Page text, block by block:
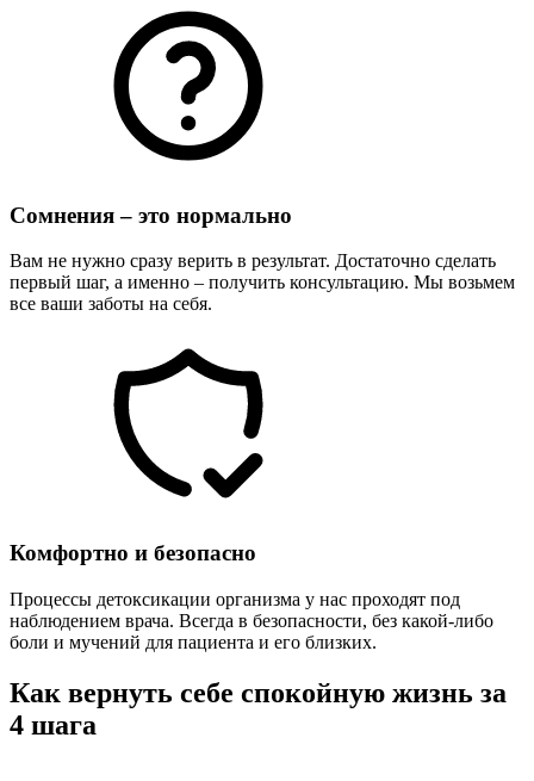
Сомнения – это нормально
Вам не нужно сразу верить в результат. Достаточно сделать
первый шаг, а именно – получить консультацию. Мы возьмем
все ваши заботы на себя.
Комфортно и безопасно
Процессы детоксикации организма у нас проходят под
наблюдением врача. Всегда в безопасности, без какой-либо
боли и мучений для пациента и его близких.
Как вернуть себе спокойную жизнь за
4 шага